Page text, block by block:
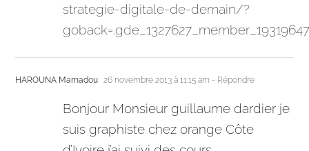
strategie-digitale-de-demain/?
HAROUNA Mamadou 26 novembre 2013 à 11:15 am - Répondre
Bonjour Monsieur guillaume dardier je
suis graphiste chez orange Côte